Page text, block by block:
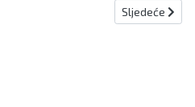
Sljedeći
Sljedeće